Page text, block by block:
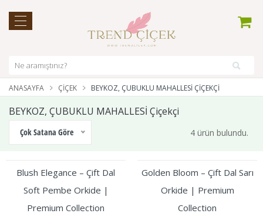
ANASAYFA ÇIÇEK BEYKOZ, ÇUBUKLU MAHALLESİ ÇIÇEKÇI
BEYKOZ, ÇUBUKLU MAHALLESİ Çiçekçi
Çok Satana Göre 4 ürün bulundu.
Blush Elegance – Çift Dal
Soft Pembe Orkide |
Premium Collection
Golden Bloom – Çift Dal Sarı
Orkide | Premium
Collection